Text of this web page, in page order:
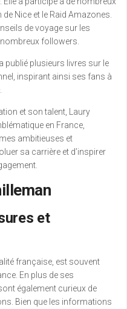
Nice et le Raid Amazones.
de voyage sur les
followers.
publié plusieurs livres sur le
inspirant ainsi ses fans à
et son talent, Laury
en France,
ambitieuses et
sa carrière et d’inspirer
et
française, est souvent
En plus de ses
également curieux de
Bien que les informations